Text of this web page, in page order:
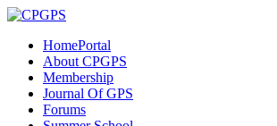
HomePortal
About CPGPS
Membership
Journal Of GPS
Forums